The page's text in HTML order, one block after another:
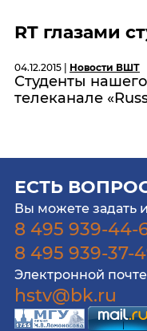
RT глазами
04.12.2015 | Новости ВШТ
Студенты
телеканале
ЕСТЬ
Вы можете задать
8 495 939-44-
8 495 939-37-
Электронной почте
hstv@bk.ru